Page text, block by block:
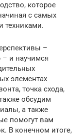
которое
с самых
техниками.
–
и научимся
элементах
точка схода,
обсудим
а также
помогут вам
В конечном итоге,